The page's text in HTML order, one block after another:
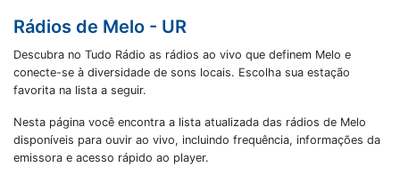
Rádios de Melo - UR
Descubra no Tudo Rádio as rádios ao vivo que definem Melo e
conecte-se à diversidade de sons locais. Escolha sua estação
favorita na lista a seguir.
Nesta página você encontra a lista atualizada das rádios de Melo
disponíveis para ouvir ao vivo, incluindo frequência, informações da
emissora e acesso rápido ao player.